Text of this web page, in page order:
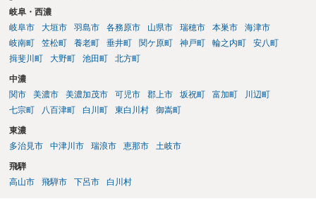
岐阜・西濃
岐阜市
大垣市 羽島市 各務原市 山県市 瑞穂市 本巣市
海津市
岐南町
笠松町 養老町 垂井町 関ケ原町 神戸町 輪之内町
安八町
揖斐川町
大野町 池田町 北方町
中濃
関市
美濃市 美濃加茂市 可児市 郡上市 坂祝町 富加町
川辺町
七宗町
八百津町 白川町 東白川村 御嵩町
東濃
多治見市
中津川市 瑞浪市 恵那市 土岐市
飛騨
高山市
飛騨市 下呂市 白川村